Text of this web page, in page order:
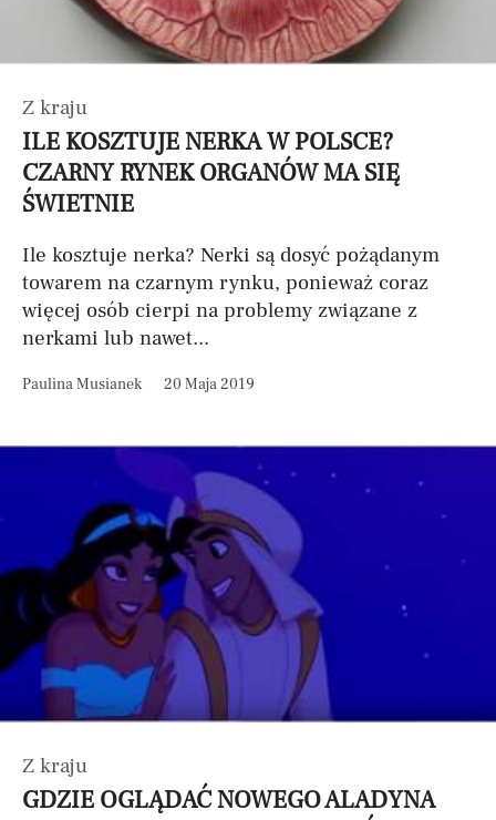
Z kraju
ILE KOSZTUJE NERKA W POLSCE?
CZARNY RYNEK ORGANÓW MA SIĘ
ŚWIETNIE
Ile kosztuje nerka? Nerki są dosyć pożądanym
towarem na czarnym rynku, ponieważ coraz
więcej osób cierpi na problemy związane z
nerkami lub nawet...
Paulina Musianek 20 Maja 2019
Z kraju
GDZIE OGLĄDAĆ NOWEGO ALADYNA